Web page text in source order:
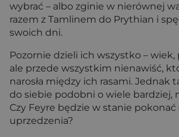
wybrać – albo zginie w nierównej
razem z Tamlinem do Prythian i
swoich dni.
Pozornie dzieli ich wszystko –
ale przede wszystkim nienawiść,
narosła między ich rasami. Jednak
do siebie podobni o wiele bardziej,
Czy Feyre będzie w stanie pokonać
uprzedzenia?